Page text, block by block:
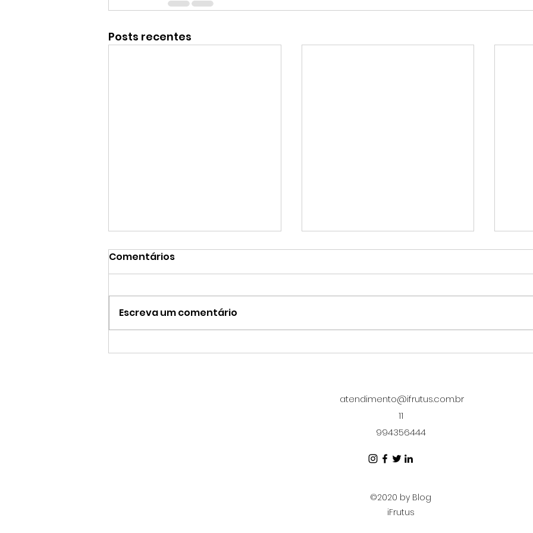
Posts recentes
Frutas no escritório: por
Lanches saudáveis para
7
Comentários
Escreva um comentário
atendimento@ifrutus.com.br
11
994356444
©2020 by Blog
iFrutus